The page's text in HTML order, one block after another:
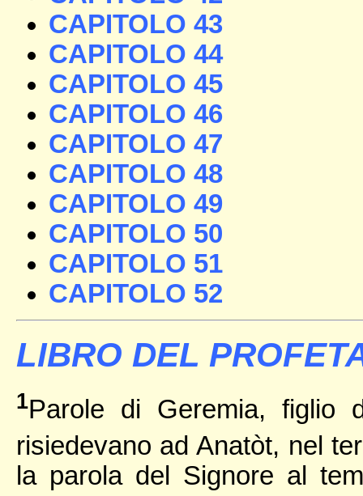
CAPITOLO 43
CAPITOLO 44
CAPITOLO 45
CAPITOLO 46
CAPITOLO 47
CAPITOLO 48
CAPITOLO 49
CAPITOLO 50
CAPITOLO 51
CAPITOLO 52
LIBRO DEL
1Parole di Geremia, figlio
risiedevano ad Anatòt, nel
la parola del Signore al